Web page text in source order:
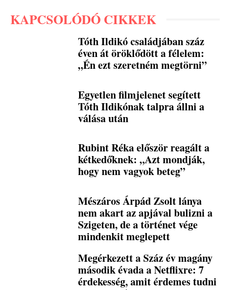
KAPCSOLÓDÓ CIKKEK
Tóth Ildikó családjában száz
éven át öröklődött a félelem:
„Én ezt szeretném megtörni”
Egyetlen filmjelenet segített
Tóth Ildikónak talpra állni a
válása után
Rubint Réka először reagált a
kétkedőknek: „Azt mondják,
hogy nem vagyok beteg”
Mészáros Árpád Zsolt lánya
nem akart az apjával bulizni a
Szigeten, de a történet vége
mindenkit meglepett
Megérkezett a Száz év magány
második évada a Netflixre: 7
érdekesség, amit érdemes tudni